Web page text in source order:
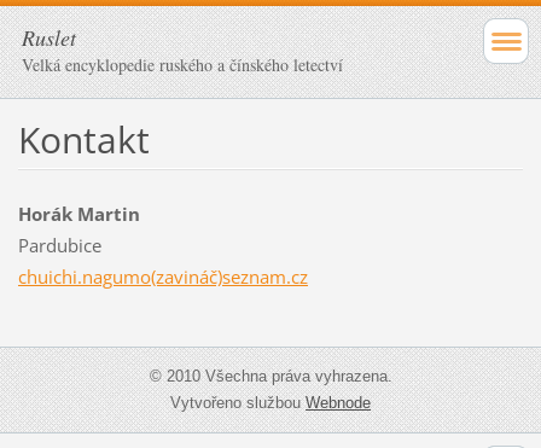
Ruslet
Velká encyklopedie ruského a čínského letectví
Kontakt
Horák Martin
Pardubice
chuichi.nagumo(zavináč)seznam.cz
© 2010 Všechna práva vyhrazena.
Vytvořeno službouWebnode